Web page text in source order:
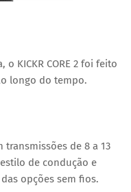
, o KICKR CORE 2 foi feito
longo do tempo.
transmissões de 8 a 13
de condução e
opções sem fios.